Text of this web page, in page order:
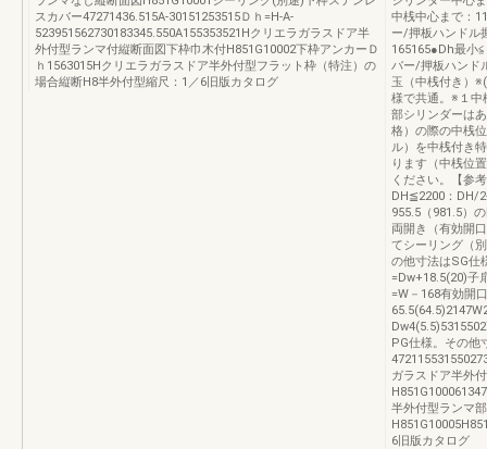
スカバー47271436.515A-30151253515Ｄｈ=H-A-
523951562730183345.550A155353521Hクリエラガラスドア半
外付型ランマ付縦断面図下枠巾木付H851G10002下枠アンカーＤ
ｈ1563015Hクリエラガラスドア半外付型フラット枠（特注）の
場合縦断H8半外付型縮尺：1／6旧版カタログ
中桟中心まで：
ー/押板ハンドル
165165●Dh最小
バー/押板ハンド
玉（中桟付き）
様で共通。※１中
部シリンダーは
格）の際の中桟
ル）を中桟付き
ります（中桟位
ください。【参
DH≦2200：DH/
955.5（981.5）
両開き（有効開
てシーリング（
の他寸法はSG仕
=Dw+18.5(20)子
=W－168有効開
PG仕様。その他
ガラスドア半外
半外付型ランマ
6旧版カタログ